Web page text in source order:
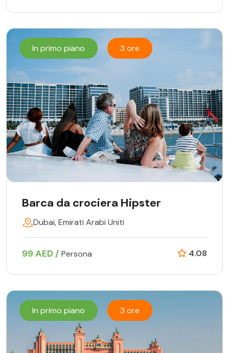
In primo piano 3 ore
Barca da crociera Hipster
Dubai, Emirati Arabi Uniti
99 AED / Persona 4.08
In primo piano 3 ore